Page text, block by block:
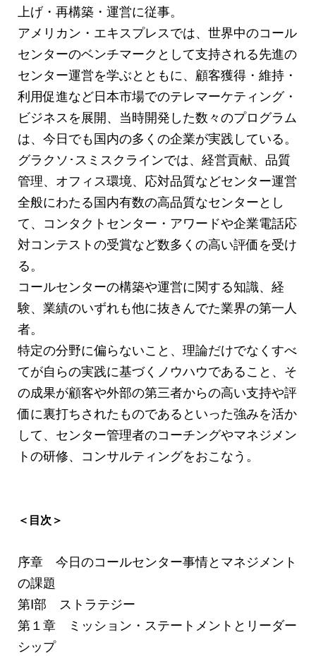
上げ・再構築・運営に従事。
アメリカン・エキスプレスでは、世界中のコール
センターのベンチマークとして支持される先進の
センター運営を学ぶとともに、顧客獲得・維持・
利用促進など日本市場でのテレマーケティング・
ビジネスを展開、当時開発した数々のプログラム
は、今日でも国内の多くの企業が実践している。
グラクソ･スミスクラインでは、経営貢献、品質
管理、オフィス環境、応対品質などセンター運営
全般にわたる国内有数の高品質なセンターとし
て、コンタクトセンター・アワードや企業電話応
対コンテストの受賞など数多くの高い評価を受け
る。
コールセンターの構築や運営に関する知識、経
験、業績のいずれも他に抜きんでた業界の第一人
者。
特定の分野に偏らないこと、理論だけでなくすべ
てが自らの実践に基づくノウハウであること、そ
の成果が顧客や外部の第三者からの高い支持や評
価に裏打ちされたものであるといった強みを活か
して、センター管理者のコーチングやマネジメン
トの研修、コンサルティングをおこなう。
＜目次＞
序章 今日のコールセンター事情とマネジメント
の課題
第Ⅰ部 ストラテジー
第１章 ミッション・ステートメントとリーダー
シップ